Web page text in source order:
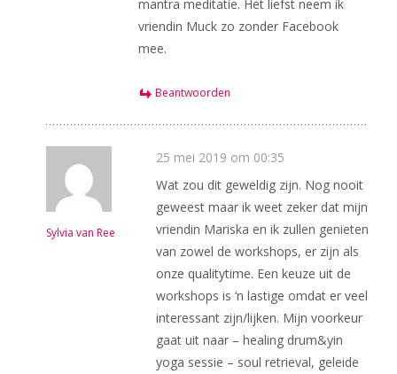
mantra meditatie. Het liefst neem ik
vriendin Muck zo zonder Facebook
mee.
Beantwoorden
Sylvia van Ree
25 mei 2019 om 00:35
Wat zou dit geweldig zijn. Nog nooit
geweest maar ik weet zeker dat mijn
vriendin Mariska en ik zullen genieten
van zowel de workshops, er zijn als
onze qualitytime. Een keuze uit de
workshops is ‘n lastige omdat er veel
interessant zijn/lijken. Mijn voorkeur
gaat uit naar – healing drum&yin
yoga sessie – soul retrieval, geleide